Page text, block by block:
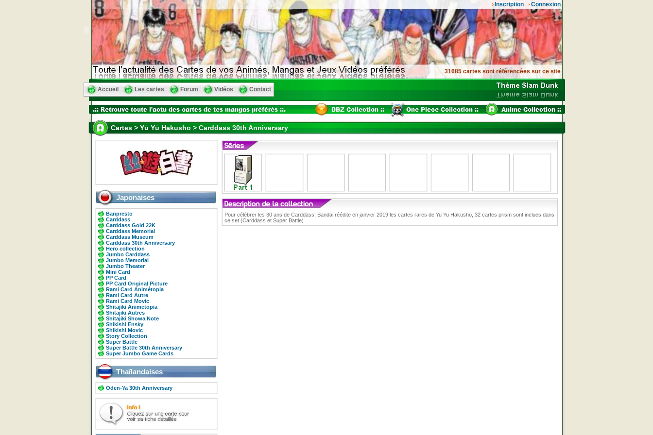
Connexion
Inscription
31685 cartes sont référencées sur ce site
Accueil Les cartes Forum Vidéos Contact
Cartes > Yū Yū Hakusho > Carddass 30th Anniversary
Japonaises
Banpresto
Carddass
Carddass Gold 22K
Carddass Memorial
Carddass Museum
Carddass 30th Anniversary
Hero collection
Jumbo Carddass
Jumbo Memorial
Jumbo Theater
Mini Card
PP Card
PP Card Original Picture
Rami Card Animétopia
Rami Card Autre
Rami Card Movic
Shitajiki Animetopia
Shitajiki Autres
Shitajiki Showa Note
Shikishi Ensky
Shikishi Movic
Story Collection
Super Battle
Super Battle 30th Anniversary
Super Jumbo Game Cards
Thaïlandaises
Oden-Ya 30th Anniversary
Pour célèbrer les 30 ans de Carddass, Bandai réédite en janvier 2019 les cartes rares de Yu Yu Hakusho, 32 cartes prism sont inclues dans
ce set (Carddass et Super Battle)